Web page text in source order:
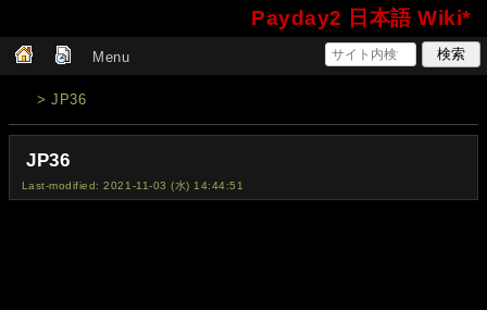
Payday2 日本語 Wiki*
Menu
> JP36
JP36
Last-modified: 2021-11-03 (水) 14:44:51